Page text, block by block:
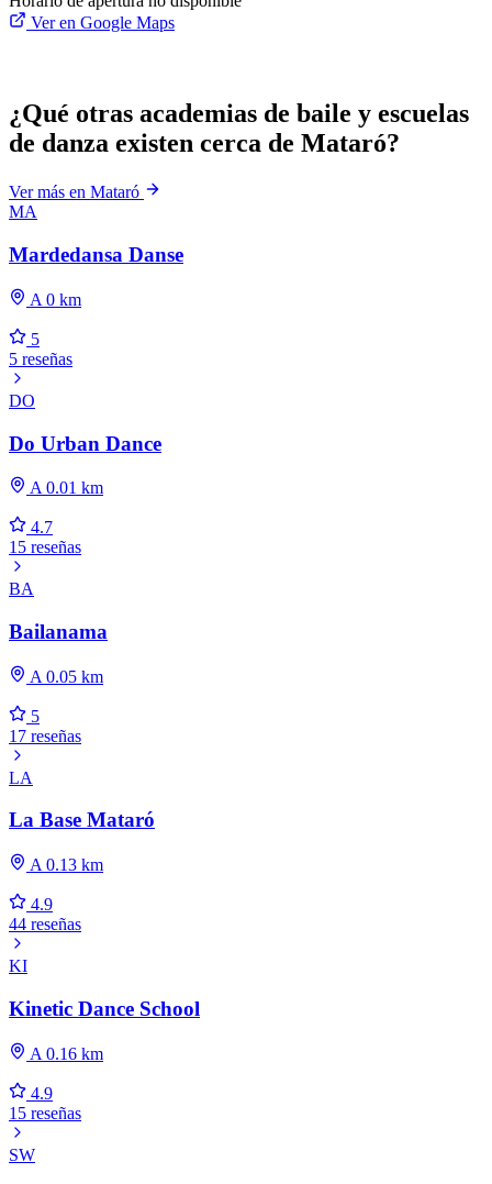
Ver en Google Maps
¿Qué otras academias de baile y escuelas
de danza existen cerca de Mataró?
Ver más en Mataró
MA
Mardedansa Danse
A 0 km
5
5 reseñas
DO
Do Urban Dance
A 0.01 km
4.7
15 reseñas
BA
Bailanama
A 0.05 km
5
17 reseñas
LA
La Base Mataró
A 0.13 km
4.9
44 reseñas
KI
Kinetic Dance School
A 0.16 km
4.9
15 reseñas
SW